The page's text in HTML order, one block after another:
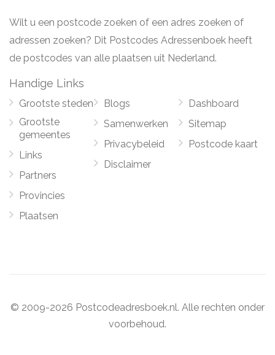
Wilt u een postcode zoeken of een adres zoeken of
adressen zoeken? Dit Postcodes Adressenboek heeft
de postcodes van alle plaatsen uit Nederland.
Handige Links
Grootste steden
Grootste
gemeentes
Links
Partners
Provincies
Plaatsen
Blogs
Samenwerken
Privacybeleid
Disclaimer
Dashboard
Sitemap
Postcode kaart
© 2009-2026 Postcodeadresboek.nl. Alle rechten onder
voorbehoud.